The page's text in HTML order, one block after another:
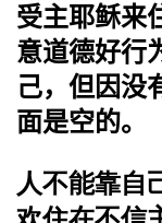
受主耶稣来
意道德好行
己，但因没
面是空的。
人不能靠自